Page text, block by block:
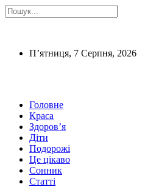
П’ятниця, 7 Серпня, 2026
Головне
Краса
Здоров’я
Діти
Подорожі
Це цікаво
Сонник
Статті